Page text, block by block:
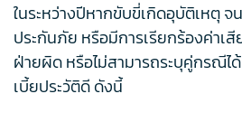
ในระหว่างปีหากขับขี่เกิดอุบัติเหตุ จ
ประกันภัย หรือมีการเรียกร้องค่าเ
ฝ่ายผิด หรือไม่สามารถระบุคู่กรณี
เบี้ยประวัติดี ดังนี้